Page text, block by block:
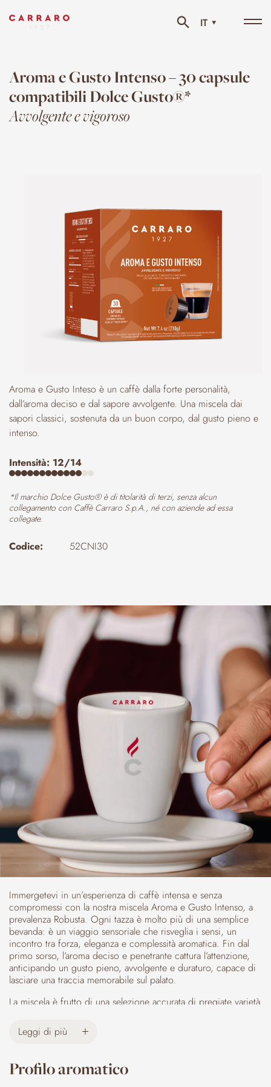
IT
Aroma e Gusto Intenso – 30 capsule
compatibili Dolce Gusto®*
Avvolgente e vigoroso
Aroma e Gusto Inteso è un caffè dalla forte personalità,
dall’aroma deciso e dal sapore avvolgente. Una miscela dai
sapori classici, sostenuta da un buon corpo, dal gusto pieno e
intenso.
Intensità: 12/14
*Il marchio Dolce Gusto® è di titolarità di terzi, senza alcun
collegamento con Caffè Carraro S.p.A., né con aziende ad essa
collegate.
Codice: 52CNI30
Immergetevi in un’esperienza di caffè intensa e senza
compromessi con la nostra miscela Aroma e Gusto Intenso, a
prevalenza Robusta. Ogni tazza è molto più di una semplice
bevanda: è un viaggio sensoriale che risveglia i sensi, un
incontro tra forza, eleganza e complessità aromatica. Fin dal
primo sorso, l’aroma deciso e penetrante cattura l’attenzione,
anticipando un gusto pieno, avvolgente e duraturo, capace di
lasciare una traccia memorabile sul palato.
La miscela è frutto di una selezione accurata di pregiate varietà
raffinate, una complessità aromatica che arricchisce
l’esperienza, mentre le Robuste apportano corpo, struttura e
distingue. L’equilibrio tra queste due varietà crea un caffè
intenso, vibrante e appagante, perfetto per chi cerca una pausa
Leggi di più
Profilo aromatico